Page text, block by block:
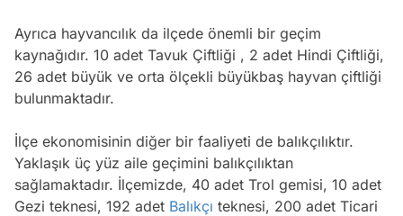
Ayrıca hayvancılık da ilçede önemli bir geçim
kaynağıdır. 10 adet Tavuk Çiftliği , 2 adet Hindi Çiftliği,
26 adet büyük ve orta ölçekli büyükbaş hayvan çiftliği
bulunmaktadır.
İlçe ekonomisinin diğer bir faaliyeti de balıkçılıktır.
Yaklaşık üç yüz aile geçimini balıkçılıktan
sağlamaktadır. İlçemizde, 40 adet Trol gemisi, 10 adet
Gezi teknesi, 192 adet Balıkçı teknesi, 200 adet Ticari